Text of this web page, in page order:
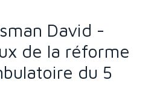
David -
de la réforme
du 5